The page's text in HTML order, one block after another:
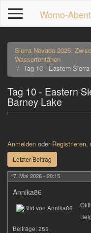
zum
Inhalt
Womo-
Sierra Nevada 2025:
Wasserfontänen
Tag 10 - Eastern
Tag 10 - Eastern
Barney Lake
Anmelden oder Registrieren,
Letzter Beitrag
17. Mai 2026 - 20:15
Annika86
Beiträge:255